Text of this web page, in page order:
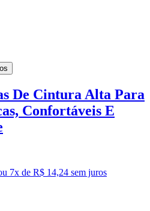
De Cintura Alta Para
Confortáveis E
7x de R$ 14,24 sem juros